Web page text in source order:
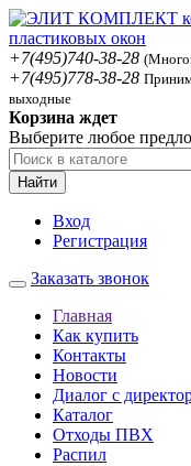
+7(495)740-38-28
+7(495)778-38-28
выходные
Корзина ждет
Выберите любое
Найти
Вход
Регистрация
Заказать звонок
Главная
Как купить
Контакты
Новости
Диалог с
Каталог
Отходы ПВХ
Распил